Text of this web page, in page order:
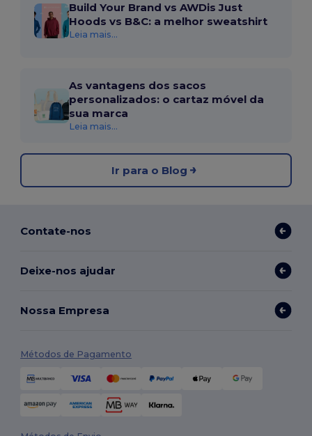
Build Your Brand vs AWDis Just
Hoods vs B&C: a melhor sweatshirt
Leia mais...
As vantagens dos sacos
personalizados: o cartaz móvel da
sua marca
Leia mais...
Ir para o Blog
Contate-nos
Deixe-nos ajudar
Nossa Empresa
Métodos de Pagamento